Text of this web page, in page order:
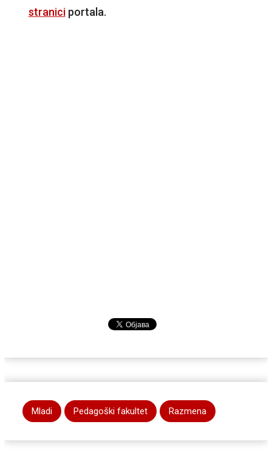
straniciportala.
Mladi Pedagoški fakultet Razmena